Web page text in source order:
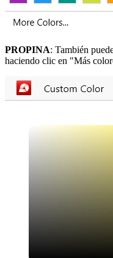
PROPINA: También
haciendo clic en "Más